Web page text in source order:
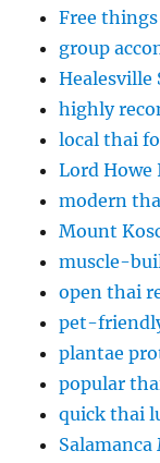
Free
group
Healesville
highly
local thai
Lord Howe
modern
Mount
muscle-
open thai
pet-
plantae
popular
quick thai